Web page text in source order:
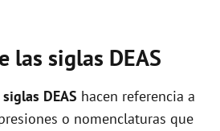
las siglas DEAS
DEAS hacen referencia a
o nomenclaturas que